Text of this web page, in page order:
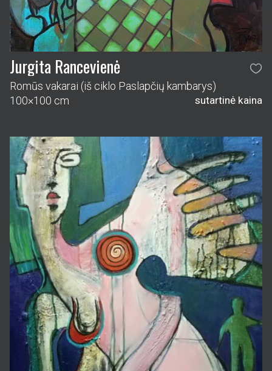
Jurgita Rancevienė
Romūs vakarai (iš ciklo Paslapčių kambarys)
100×100 cm
sutartinė kaina